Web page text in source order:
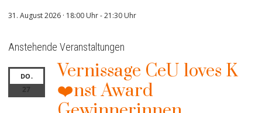
31. August 2026 · 18:00 Uhr-21:30 Uhr
Anstehende Veranstaltungen
DO.
27
Vernissage CeU loves K
❤️nst Award